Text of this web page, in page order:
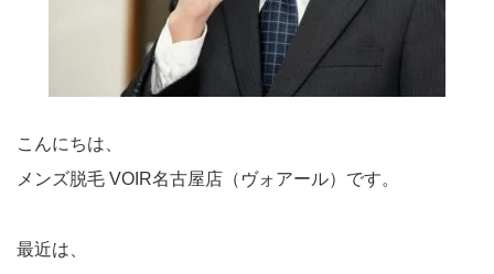
こんにちは、
メンズ脱毛 VOIR名古屋店（ヴォアール）です。
最近は、